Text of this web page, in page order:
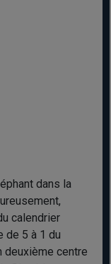
dans la
calendrier
de 5 à 1 du
deuxième centre